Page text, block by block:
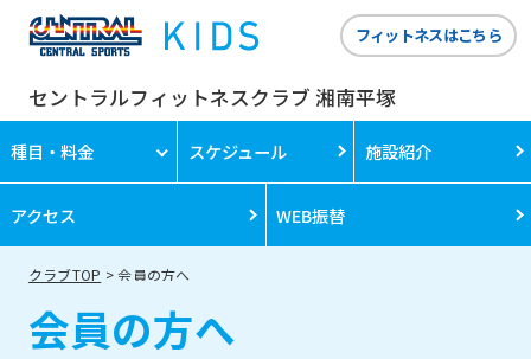
セントラルフィットネスクラブ 湘南平塚
フィットネスはこちら
種目・料金 スケジュール 施設紹介
アクセス WEB振替
クラブTOP 会員の方へ
会員の方へ